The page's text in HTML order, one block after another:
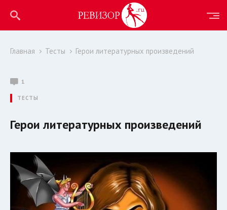
Главная Тесты Герои литературных произведений
1
ТЕСТЫ
Герои литературных произведений